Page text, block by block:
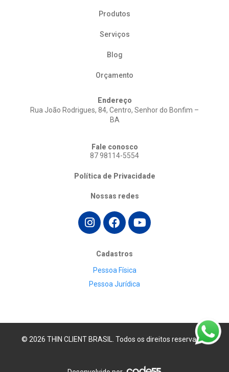
Produtos
Serviços
Blog
Orçamento
Endereço
Rua João Rodrigues, 84, Centro, Senhor do Bonfim –
BA
Fale conosco
87 98114-5554
Política de Privacidade
Nossas redes
Cadastros
Pessoa Física
Pessoa Jurídica
© 2026 THIN CLIENT BRASIL. Todos os direitos reservados